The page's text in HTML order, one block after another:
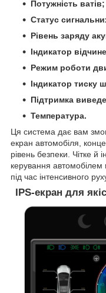
Потужність ватів;
Статус
Рівень заряду
Індикатор
Режим роботи
Індикатор тиску
Підтримка
Температура.
Ця система дає вам
екран автомобіля,
рівень безпеки. Чітке й
керування
під час інтенсивного
IPS-екран для